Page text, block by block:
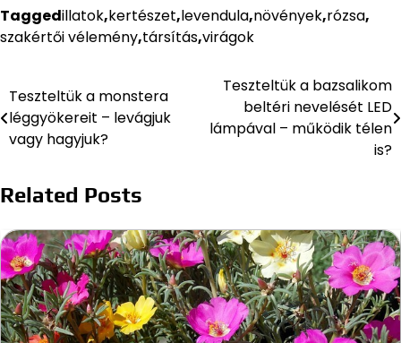
Taggedillatok,kertészet,levendula,növények,rózsa,
szakértői vélemény,társítás,virágok
Bejegyzés
navigáció
Teszteltük a monstera
léggyökereit – levágjuk
vagy hagyjuk?
Teszteltük a bazsalikom
beltéri nevelését LED
lámpával – működik télen
is?
Related Posts